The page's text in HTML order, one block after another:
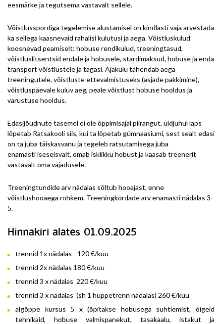
eesmärke ja tegutsema vastavalt sellele.
Võistlusspordiga tegelemise alustamisel on kindlasti vaja arvestada
ka sellega kaasnevaid rahalisi kulutusi ja aega. Võistluskulud
koosnevad peamiselt: hobuse rendikulud, treeningtasud,
võistluslitsentsid endale ja hobusele, stardimaksud, hobuse ja enda
transport võistlustele ja tagasi. Ajakulu tähendab aega
treeningutele, võistluste ettevalmistuseks (asjade pakkimine),
võistluspäevale kuluv aeg, peale võistlust hobuse hooldus ja
varustuse hooldus.
Edasijõudnute tasemel ei ole õppimisajal piirangut, üldjuhul laps
lõpetab Ratsakooli siis, kui ta lõpetab gümnaasiumi, sest sealt edasi
on ta juba täiskasvanu ja tegeleb ratsutamisega juba
enamasti iseseisvalt, omab isklikku hobust ja kaasab treenerit
vastavalt oma vajadusele.
Treeningtundide arv nädalas sõltub hooajast, enne
võistlushooaega rohkem. Treeningkordade arv enamasti nädalas 3-
5.
Hinnakiri alates 01.09.2025
trennid 1x nädalas - 120 €/kuu
trennid 2x nädalas 180 €/kuu
trennid 3 x nädalas 220 €/kuu
trennid 3 x nädalas (sh 1 hüppetrenn nädalas) 260 €/kuu
algõppe kursus 5 x (õpitakse hobusega suhtlemist, õigeid
tehnikaid, hobuse valmispanekut, tasakaalu, istakut ja